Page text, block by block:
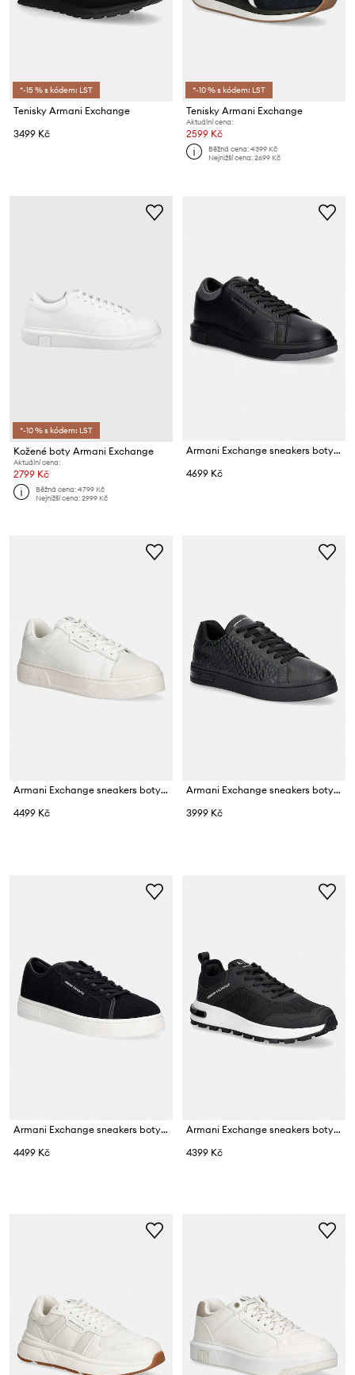
*-15 % s kódem: LST
Tenisky Armani Exchange
3499 Kč
*-10 % s kódem: LST
Tenisky Armani Exchange
Aktuální cena:
2599 Kč
Běžná cena:4399 Kč
Nejnižší cena:2699 Kč
*-10 % s kódem: LST
Kožené boty Armani Exchange
Aktuální cena:
2799 Kč
Běžná cena:4799 Kč
Nejnižší cena:2999 Kč
Armani Exchange sneakers boty pánské kožené
4699 Kč
Armani Exchange sneakers boty pánské
4499 Kč
Armani Exchange sneakers boty pánské
3999 Kč
Armani Exchange sneakers boty pánské semišové
4499 Kč
Armani Exchange sneakers boty pánské
4399 Kč